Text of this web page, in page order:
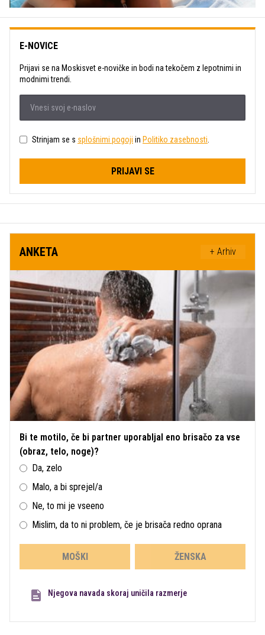
E-NOVICE
Prijavi se na Moskisvet e-novičke in bodi na tekočem z lepotnimi in
modnimi trendi.
Strinjam se s splošnimi pogoji in Politiko zasebnosti
PRIJAVI SE
ANKETA + Arhiv
Bi te motilo, če bi partner uporabljal eno brisačo za vse
(obraz, telo, noge)?
Da, zelo
Malo, a bi sprejel/a
Ne, to mi je vseeno
Mislim, da to ni problem, če je brisača redno oprana
MOŠKI ŽENSKA
Njegova navada skoraj uničila razmerje